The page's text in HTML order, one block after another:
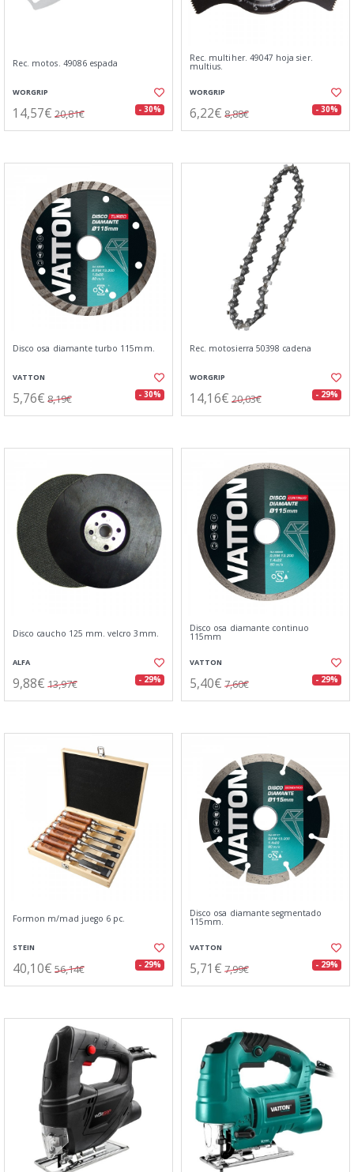
Rec. motos. 49086 espada
WORGRIP
14,57€ 20,81€ - 30%
Rec. multiher. 49047 hoja sier.
multius.
WORGRIP
6,22€ 8,88€ - 30%
Disco osa diamante turbo 115mm.
VATTON
5,76€ 8,19€ - 30%
Rec. motosierra 50398 cadena
WORGRIP
14,16€ 20,03€ - 29%
Disco caucho 125 mm. velcro 3mm.
ALFA
9,88€ 13,97€ - 29%
Disco osa diamante continuo
115mm
VATTON
5,40€ 7,60€ - 29%
Formon m/mad juego 6 pc.
STEIN
40,10€ 56,14€ - 29%
Disco osa diamante segmentado
115mm.
VATTON
5,71€ 7,99€ - 29%